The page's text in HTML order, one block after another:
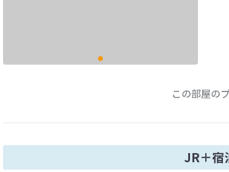
この部屋の
JR＋宿